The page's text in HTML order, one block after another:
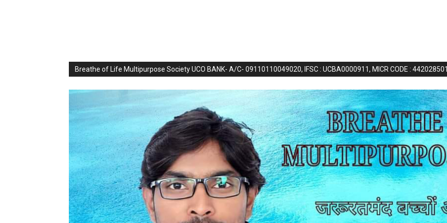
Breathe of Life Multipurpose Society UCO BANK- A/C- 09110110049020, IFSC : UCBA0000911, MICR CODE :